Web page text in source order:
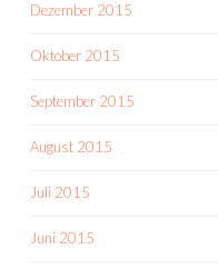
Dezember 2015
Oktober 2015
September 2015
August 2015
Juli 2015
Juni 2015